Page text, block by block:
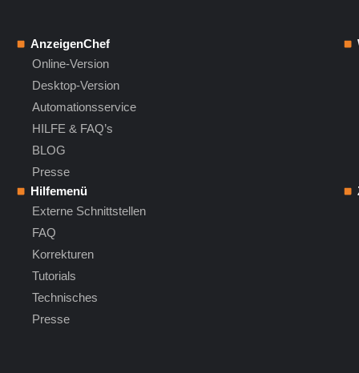
AnzeigenChef
Online-Version
Desktop-Version
Automationsservice
HILFE & FAQ’s
BLOG
Presse
Hilfemenü
Externe Schnittstellen
FAQ
Korrekturen
Tutorials
Technisches
Presse